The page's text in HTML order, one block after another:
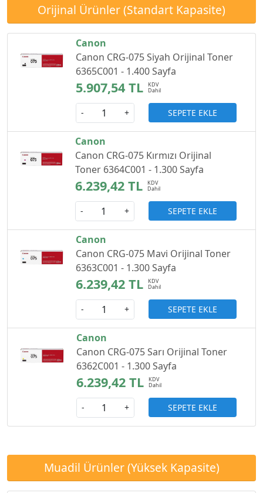
Orijinal Ürünler (Standart Kapasite)
Canon
Canon CRG-075 Siyah Orijinal Toner
6365C001 - 1.400 Sayfa
5.907,54 TL
- + SEPETE EKLE
Canon
Canon CRG-075 Kırmızı Orijinal
Toner 6364C001 - 1.300 Sayfa
6.239,42 TL
- + SEPETE EKLE
Canon
Canon CRG-075 Mavi Orijinal Toner
6363C001 - 1.300 Sayfa
6.239,42 TL
- + SEPETE EKLE
Canon
Canon CRG-075 Sarı Orijinal Toner
6362C001 - 1.300 Sayfa
6.239,42 TL
- + SEPETE EKLE
Muadil Ürünler (Yüksek Kapasite)